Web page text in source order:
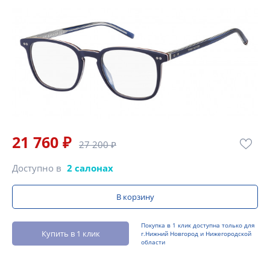
21 760 ₽ 27 200 ₽
Доступно в 2 салонах
В корзину
Купить в 1 клик
Покупка в 1 клик доступна только для
г.Нижний Новгород и Нижегородской
области